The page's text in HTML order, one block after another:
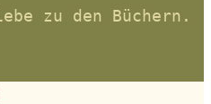
zu den Büchern.